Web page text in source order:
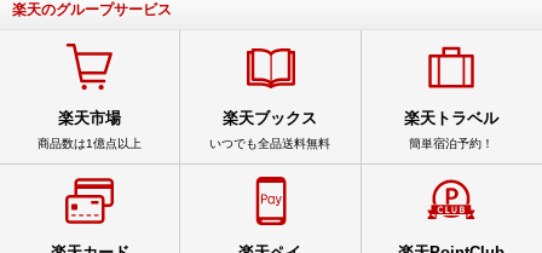
楽天のグループサービス
楽天市場
商品数は1億点以上
楽天ブックス
いつでも全品送料無料
楽天トラベル
簡単宿泊予約！